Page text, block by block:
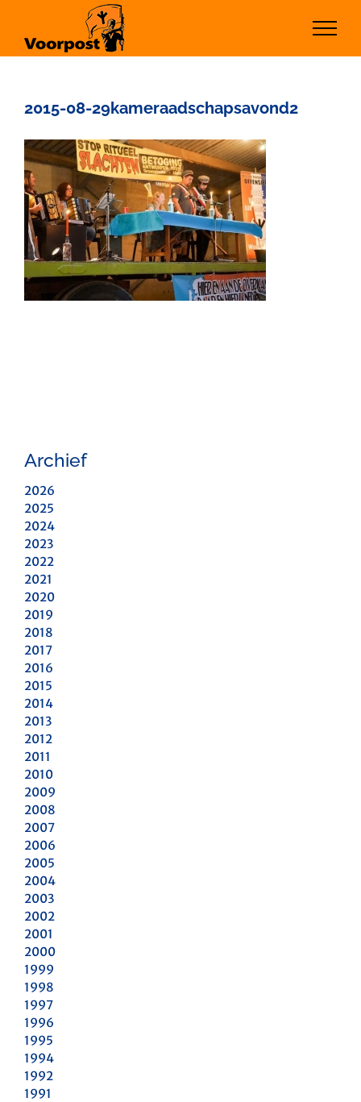
inhoud
2015-08-29kameraadschapsavond2
Archief
2026
2025
2024
2023
2022
2021
2020
2019
2018
2017
2016
2015
2014
2013
2012
2011
2010
2009
2008
2007
2006
2005
2004
2003
2002
2001
2000
1999
1998
1997
1996
1995
1994
1992
1991